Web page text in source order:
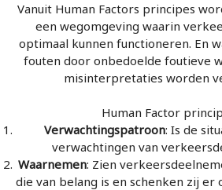
Vanuit Human Factors principes
een wegomgeving waarin
optimaal kunnen functioneren. En
fouten door onbedoelde foutieve
misinterpretaties worden
Human Factor
Verwachtingspatroon: Is de
verwachtingen van
Waarnemen: Zien
die van belang is en schenken zij er